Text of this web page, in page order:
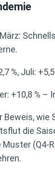
%, Juli: +5,5
+10,8 % –
Beweis, wie
die
Muster (Q4-